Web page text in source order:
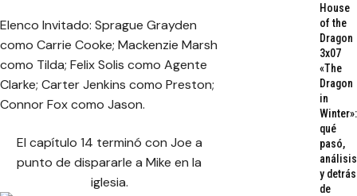
Elenco Invitado: Sprague Grayden
como Carrie Cooke; Mackenzie Marsh
como Tilda; Felix Solis como Agente
Clarke; Carter Jenkins como Preston;
Connor Fox como Jason.
El capítulo 14 terminó con Joe a
punto de dispararle a Mike en la
iglesia.
House
of the
Dragon
3x07
«The
Dragon
in
Winter»:
qué
pasó,
análisis
y detrás
de